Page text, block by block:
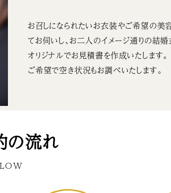
お召しになられたいお衣装やご希望の美
てお伺いし、お二人のイメージ通りの結婚
オリジナルでお見積書を作成いたします。
ご希望で空き状況もお調べいたします。
の流れ